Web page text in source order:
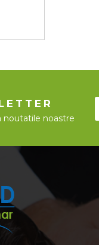
noutatile noastre